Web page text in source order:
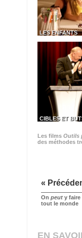
LES ENFANTS
CIBLES ET
Les films Outils
des méthodes
«
On peut y faire
tout le monde
EN